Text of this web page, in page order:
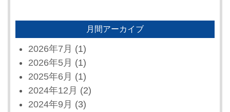
月間アーカイブ
2026年7月 (1)
2026年5月 (1)
2025年6月 (1)
2024年12月 (2)
2024年9月 (3)